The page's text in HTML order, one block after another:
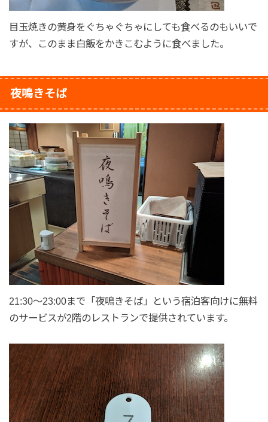
目玉焼きの黄身をぐちゃぐちゃにしても食べるのもいいで
すが、このまま白飯をかきこむように食べました。
夜鳴きそば
21:30〜23:00まで「夜鳴きそば」という宿泊客向けに無料
のサービスが2階のレストランで提供されています。